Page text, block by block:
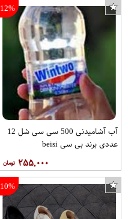
12%
آب آشامیدنی 500 سی سی شل 12
عددی برند بی سی beisi
۲۵۵,۰۰۰
10%